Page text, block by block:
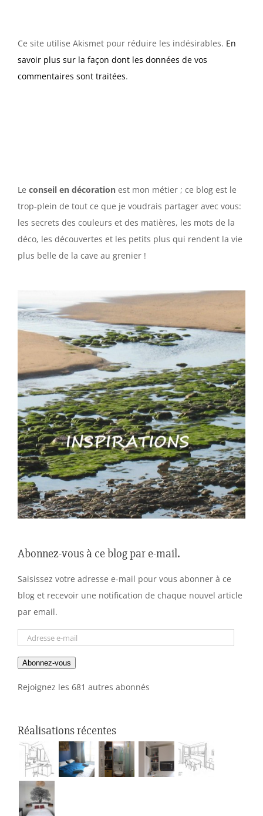
Ce site utilise Akismet pour réduire les indésirables. En
savoir plus sur la façon dont les données de vos
commentaires sont traitées.
Le conseil en décoration est mon métier ; ce blog est le
trop-plein de tout ce que je voudrais partager avec vous:
les secrets des couleurs et des matières, les mots de la
déco, les découvertes et les petits plus qui rendent la vie
plus belle de la cave au grenier !
Abonnez-vous à ce blog par e-mail.
Saisissez votre adresse e-mail pour vous abonner à ce
blog et recevoir une notification de chaque nouvel article
par email.
Adresse
mail
Abonnez-vous
Rejoignez les 681 autres abonnés
Réalisations récentes